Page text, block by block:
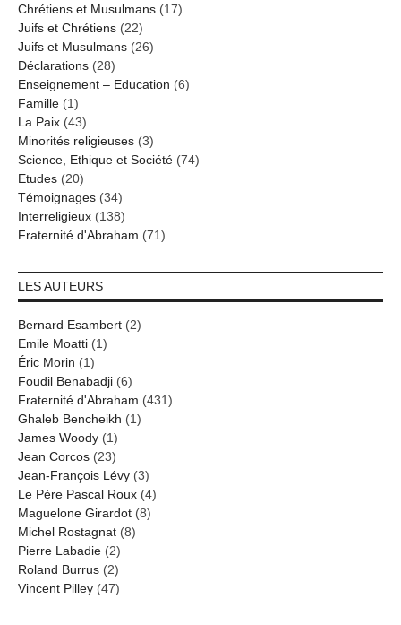
Chrétiens et Musulmans (17)
Juifs et Chrétiens (22)
Juifs et Musulmans (26)
Déclarations (28)
Enseignement – Education (6)
Famille (1)
La Paix (43)
Minorités religieuses (3)
Science, Ethique et Société (74)
Etudes (20)
Témoignages (34)
Interreligieux (138)
Fraternité d'Abraham (71)
LES AUTEURS
Bernard Esambert (2)
Emile Moatti (1)
Éric Morin (1)
Foudil Benabadji (6)
Fraternité d'Abraham (431)
Ghaleb Bencheikh (1)
James Woody (1)
Jean Corcos (23)
Jean-François Lévy (3)
Le Père Pascal Roux (4)
Maguelone Girardot (8)
Michel Rostagnat (8)
Pierre Labadie (2)
Roland Burrus (2)
Vincent Pilley (47)